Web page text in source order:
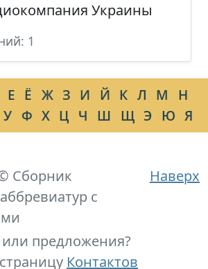
Украины
1
Е Ё Ж З И Й К Л М
Н
У Ф Х Ц Ч Ш Щ Э Ю Я
Наверх
Сборник
с
предложения?
Контактов